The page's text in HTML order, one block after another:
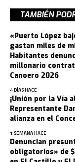
TAMBIÉN
«Puerto López
gastan miles de
Habitantes
millonario
Canoero 2026
4 DÍAS HACE
¡Unión por la Vía
Representante
alianza en el
1 SEMANA HACE
Denuncian
obligatorios» de